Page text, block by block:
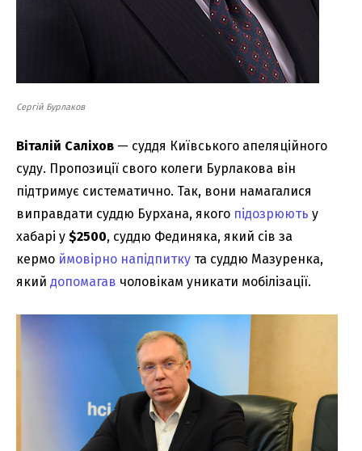
Сергій Бурлаков
Віталій Саліхов — суддя Київського апеляційного
суду. Пропозиції свого колеги Бурлакова він
підтримує систематично. Так, вони намагалися
виправдати суддю Бурхана, якого підозрюють у
хабарі у $2500, суддю Фединяка, який сів за
кермо ймовірно напідпитку та суддю Мазуренка,
який допомагав чоловікам уникати мобілізації.